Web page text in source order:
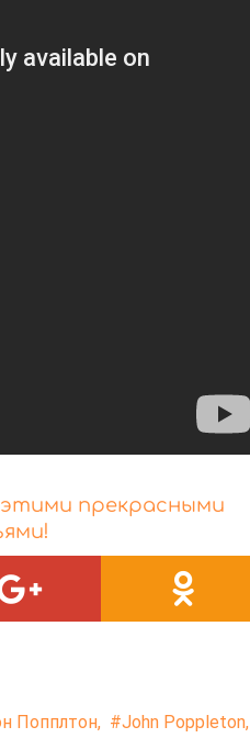
прекрасными
Попплтон, John Poppleton,